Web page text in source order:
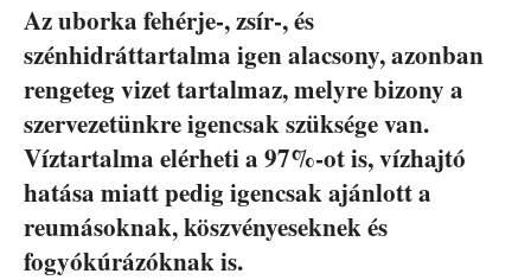
Az uborka fehérje-, zsír-, és
szénhidráttartalma igen alacsony, azonban
rengeteg vizet tartalmaz, melyre bizony a
szervezetünkre igencsak szüksége van.
Víztartalma elérheti a 97%-ot is, vízhajtó
hatása miatt pedig igencsak ajánlott a
reumásoknak, köszvényeseknek és
fogyókúrázóknak is.